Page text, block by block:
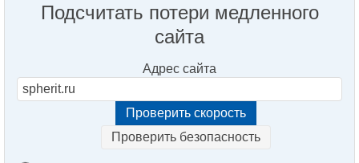
Подсчитать потери медленного
сайта
Адрес сайта
Проверить безопасность